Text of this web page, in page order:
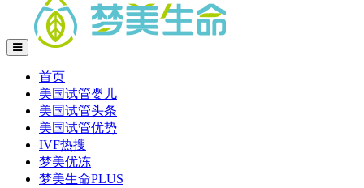
首页
美国试管婴儿
美国试管头条
美国试管优势
IVF热搜
梦美优冻
梦美生命PLUS